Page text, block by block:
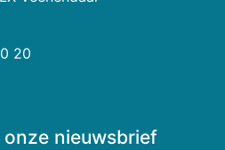
20
nieuwsbrief